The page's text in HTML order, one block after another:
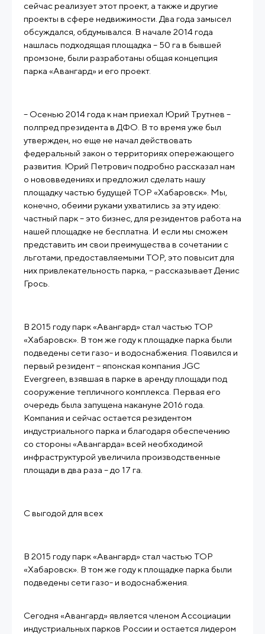
сейчас реализует этот проект, а также и другие
проекты в сфере недвижимости. Два года замысел
обсуждался, обдумывался. В начале 2014 года
нашлась подходящая площадка – 50 га в бывшей
промзоне, были разработаны общая концепция
парка «Авангард» и его проект.
– Осенью 2014 года к нам приехал Юрий Трутнев –
полпред президента в ДФО. В то время уже был
утвержден, но еще не начал действовать
федеральный закон о территориях опережающего
развития. Юрий Петрович подробно рассказал нам
о нововведениях и предложил сделать нашу
площадку частью будущей ТОР «Хабаровск». Мы,
конечно, обеими руками ухватились за эту идею:
частный парк – это бизнес, для резидентов работа на
нашей площадке не бесплатна. И если мы сможем
представить им свои преимущества в сочетании с
льготами, предоставляемыми ТОР, это повысит для
них привлекательность парка, – рассказывает Денис
Грось.
В 2015 году парк «Авангард» стал частью ТОР
«Хабаровск». В том же году к площадке парка были
подведены сети газо- и водоснабжения. Появился и
первый резидент – японская компания JGC
Evergreen, взявшая в парке в аренду площади под
сооружение тепличного комплекса. Первая его
очередь была запущена накануне 2016 года.
Компания и сейчас остается резидентом
индустриального парка и благодаря обеспечению
со стороны «Авангарда» всей необходимой
инфраструктурой увеличила производственные
площади в два раза – до 17 га.
С выгодой для всех
В 2015 году парк «Авангард» стал частью ТОР
«Хабаровск». В том же году к площадке парка были
подведены сети газо- и водоснабжения.
Сегодня «Авангард» является членом Ассоциации
индустриальных парков России и остается лидером